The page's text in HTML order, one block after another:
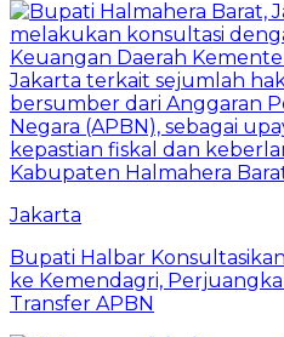
Jakarta
Bupati Halbar
ke Kemendagri,
Transfer APBN